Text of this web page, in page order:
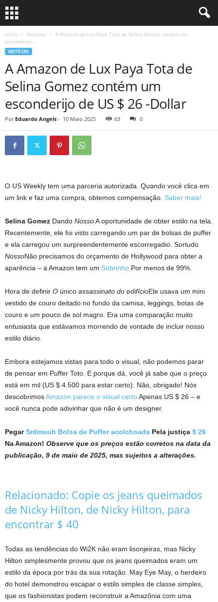
Início Notícias
A Amazon de Lux Paya Tota de Selina Gomez contém um
esconderijo...
NOTÍCIAS
A Amazon de Lux Paya Tota de
Selina Gomez contém um
esconderijo de US $ 26 -Dollar
Por Eduardo Angels - 10 Maio 2025 63 0
O US Weekly tem uma parceria autorizada. Quando você clica em
um link e faz uma compra, obtemos compensação. Saber mais!
Selina Gomez Dando NossoA oportunidade de obter estilo na tela.
Recentemente, ele foi visto carregando um par de bolsas de puffer
e ela carregou um surpreendentemente escorregadio. Sortudo
NossoNão precisamos do orçamento de Hollywood para obter a
aparência – a Amazon tem um Sobrinho Por menos de 99%.
Hora de definir O único assassinato do edifícioEle usava um mini
vestido de couro deitado no fundo da camisa, leggings, botas de
couro e um pouco de sol magro. Era uma comparação muito
entusiasta que estávamos morrendo de vontade de incluir nosso
estilo diário.
Embora estejamos vistas para todo o visual, não podemos parar
de pensar em Puffer Toto. E porque dá, você já sabe que o preço
está em mil (US $ 4.500 para estar certo). Não, obrigado! Nós
descobrimosAmazon parece o visual certoApenas US $ 26 – e
você nunca pode adivinhar que não é um designer.
PegarSrdmuuh Bolsa de Puffer acolchoada Pela justiça $ 26
Na Amazon! Observe que os preços estão corretos na data da
publicação, 9 de maio de 2025, mas sujeitos a alterações.
Relacionado: Copie os jeans queimados
de Nicky Hilton, de Nicky Hilton, para
encontrar $ 40
Todas as tendências do Wi2K não eram lisonjeiras, mas Nicky
Hilton simplesmente provou que os jeans queimados eram um
estilo da época por trás da sua rotação. May Eye May, o herdeiro
do hotel demonstrou escapar o estilo simples de classe simples,
que os fashionistas podem reconstruir a Amazônia com uma